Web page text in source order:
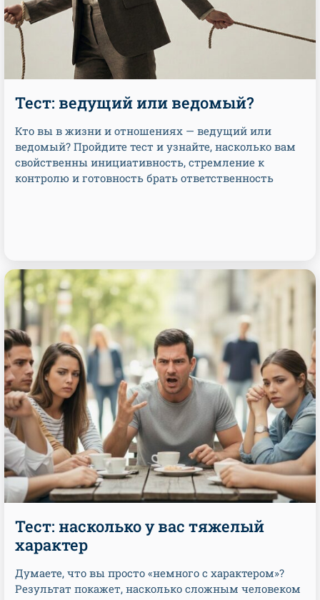
Тест: ведущий или ведомый?
Кто вы в жизни и отношениях — ведущий или
ведомый? Пройдите тест и узнайте, насколько вам
свойственны инициативность, стремление к
контролю и готовность брать ответственность
Тест: насколько у вас тяжелый
характер
Думаете, что вы просто «немного с характером»?
Результат покажет, насколько сложным человеком